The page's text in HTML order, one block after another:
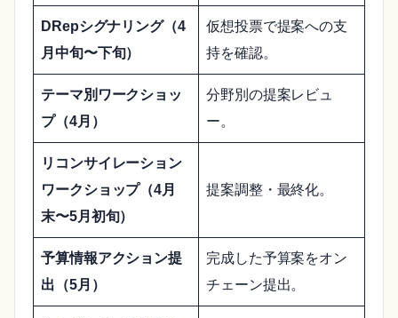
DRepシグナリング（4
月中旬〜下旬）
仮想投票で提案への支
持を確認。
テーマ別ワークショッ
プ（4月）
分野別の提案レビュ
ー。
リコンサイレーション
ワークショップ（4月
末〜5月初旬）
提案調整・最終化。
予算情報アクション提
出（5月）
完成した予算案をオン
チェーン提出。